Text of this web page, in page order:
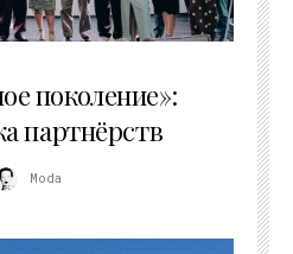
поколение»:
партнёрств
Moda